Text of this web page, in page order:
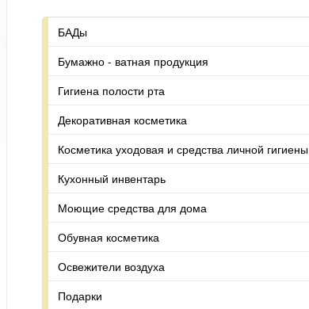
БАДы
Бумажно - ватная продукция
Гигиена полости рта
Декоративная косметика
Косметика уходовая и средства личной гигиены
Кухонный инвентарь
Моющие средства для дома
Обувная косметика
Освежители воздуха
Подарки